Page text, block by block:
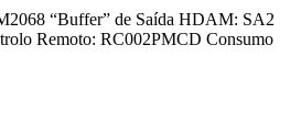
“Buffer” de Saída HDAM: SA2
Remoto: RC002PMCD Consumo